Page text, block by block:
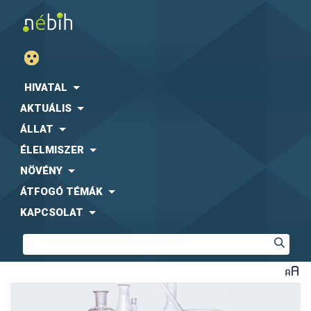
HIVATAL
AKTUÁLIS
ÁLLAT
ÉLELMISZER
NÖVÉNY
ÁTFOGÓ TÉMÁK
KAPCSOLAT